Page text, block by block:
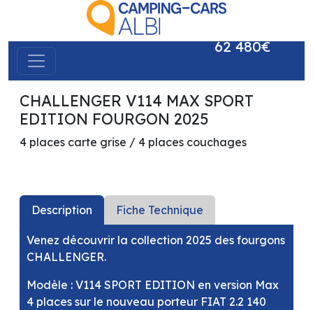
précédent
CHALLENGER V114 MAX SPORT
EDITION FOURGON 2025
4 places carte grise / 4 places couchages
62 480€
Description Fiche Technique
Venez découvrir la collection 2025 des fourgons
CHALLENGER.
Modèle : V114 SPORT EDITION en version Max
4 places sur le nouveau porteur FIAT 2.2 140